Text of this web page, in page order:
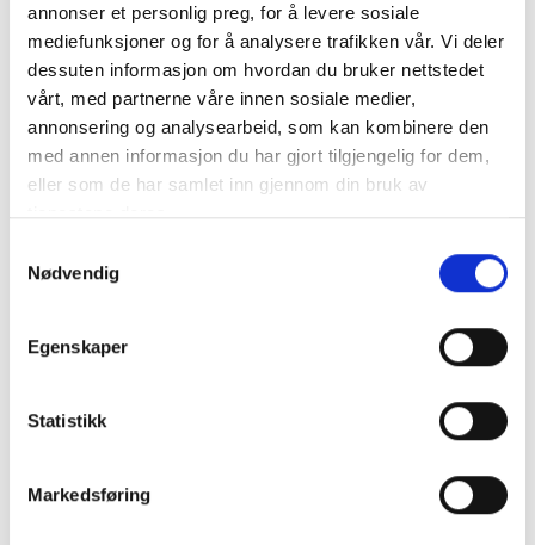
annonser et personlig preg, for å levere sosiale
mediefunksjoner og for å analysere trafikken vår. Vi deler
dessuten informasjon om hvordan du bruker nettstedet
vårt, med partnerne våre innen sosiale medier,
annonsering og analysearbeid, som kan kombinere den
med annen informasjon du har gjort tilgjengelig for dem,
eller som de har samlet inn gjennom din bruk av
tjenestene deres.
Nødvendig
Egenskaper
Statistikk
Markedsføring
Kontrollutvalget
Nyheter
Diverse
Kontrollutvalg